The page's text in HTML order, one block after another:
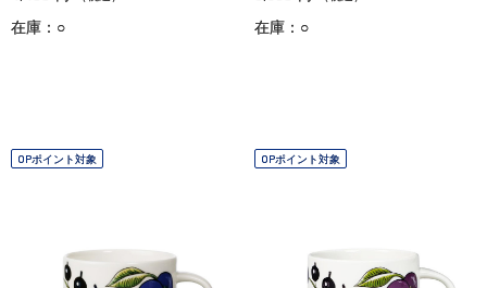
在庫：○ 在庫：○
OPポイント対象 OPポイント対象